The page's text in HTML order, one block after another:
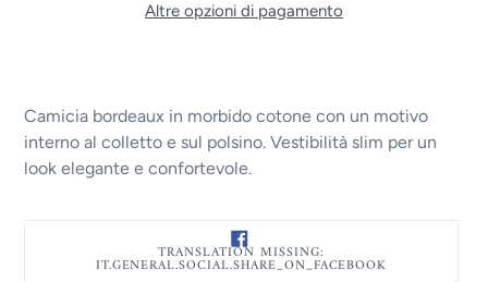
Altre opzioni di pagamento
it.products.product.loader_label
Camicia bordeaux in morbido cotone con un motivo
interno al colletto e sul polsino. Vestibilità slim per un
look elegante e confortevole.
TRANSLATION MISSING:
IT.GENERAL.SOCIAL.SHARE_ON_FACEBOOK